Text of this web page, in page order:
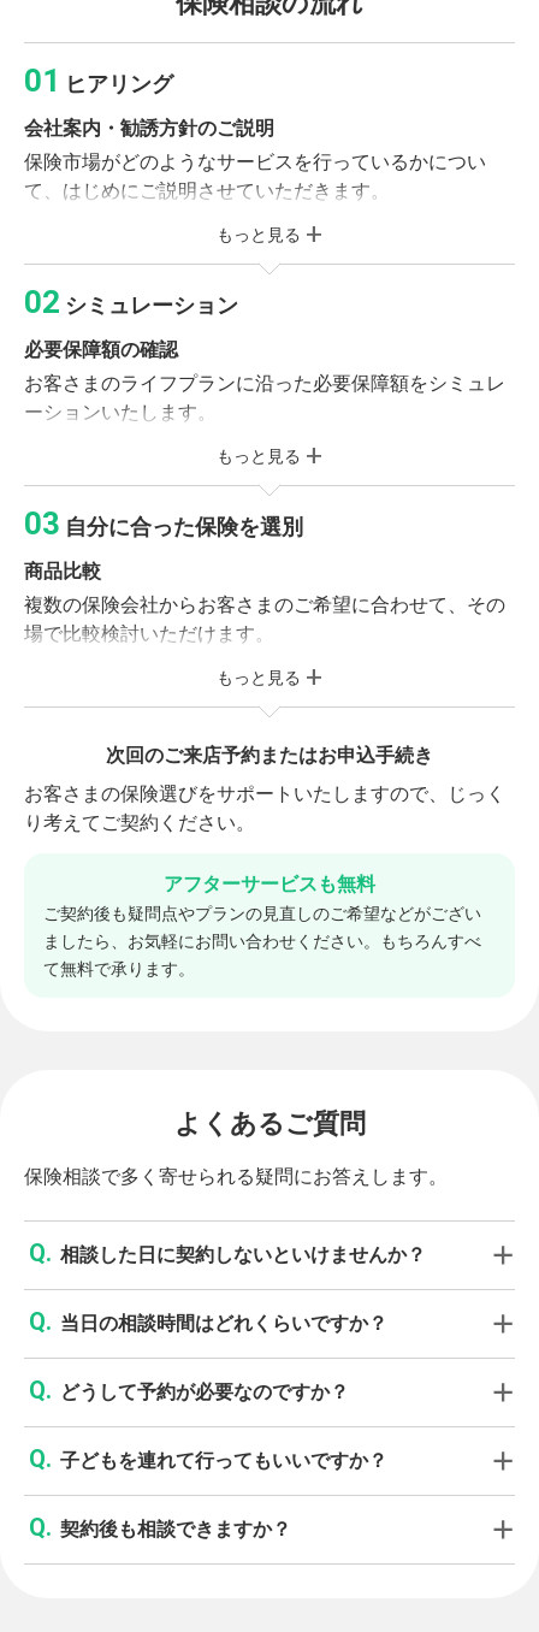
ヒアリング
会社案内・勧誘方針のご説明
保険市場がどのようなサービスを行っているかについ
て、はじめにご説明させていただきます。
個人情報同意書・受付カードへのご記入をお願いいたし
ます。
ライフプランニング
お客さまの加入目的、収入、財産やご家族構成などをお
伺いします。
※現在ご加入の保険がある方
ご加入中の保険証券または契約内容が確認できる資料
をお持ちください。
保険診断サービス（無料）
相談前に保険市場の「folderアプリ」に保険証券
を保存していただくと、オプションで保険診断サ
ービスをご利用いただけます。 加入している保険
険の見直しができ相談時間の短縮にもなります。
もっと見る
シミュレーション
必要保障額の確認
お客さまのライフプランに沿った必要保障額をシミュレ
ーションいたします。
保険の基本形や社会保障制度をご確認いただき、お客さ
まに合った保障プランを作成いたします。
もっと見る
自分に合った保険を選別
商品比較
複数の保険会社からお客さまのご希望に合わせて、その
場で比較検討いただけます。
お客さまのご予算やご希望に合わせてプランの調整を行
います。気に入った商品をお選びください。
もっと見る
次回のご来店予約またはお申込手続き
お客さまの保険選びをサポートいたしますので、じっく
り考えてご契約ください。
アフターサービスも無料
ご契約後も疑問点やプランの見直しのご希望などがござい
ましたら、お気軽にお問い合わせください。もちろんすべ
て無料で承ります。
よくあるご質問
保険相談で多く寄せられる疑問にお答えします。
相談した日に契約しないといけませんか？
当日の相談時間はどれくらいですか？
どうして予約が必要なのですか？
子どもを連れて行ってもいいですか？
契約後も相談できますか？